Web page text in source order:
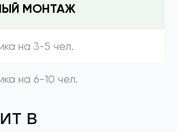
МОНТАЖ
на 3-5 чел.
на 6-10 чел.
в